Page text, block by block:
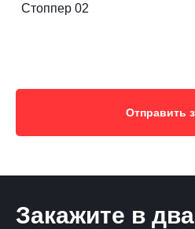
Стоппер 02
Отправить
Закажите в